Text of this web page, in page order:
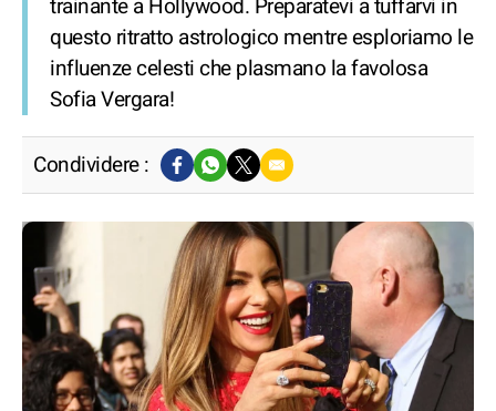
trainante a Hollywood. Preparatevi a tuffarvi in
questo ritratto astrologico mentre esploriamo le
influenze celesti che plasmano la favolosa
Sofia Vergara!
Condividere :